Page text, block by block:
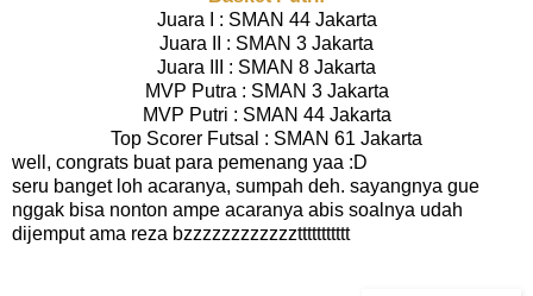
Juara I : SMAN 44 Jakarta
Juara II : SMAN 3 Jakarta
Juara III : SMAN 8 Jakarta
MVP Putra : SMAN 3 Jakarta
MVP Putri : SMAN 44 Jakarta
Top Scorer Futsal : SMAN 61 Jakarta
well, congrats buat para pemenang yaa :D
seru banget loh acaranya, sumpah deh. sayangnya gue
nggak bisa nonton ampe acaranya abis soalnya udah
dijemput ama reza bzzzzzzzzzzzzttttttttttt